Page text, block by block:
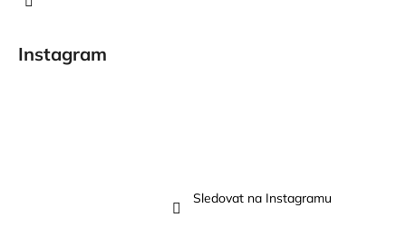
Instagram
Sledovat na Instagramu